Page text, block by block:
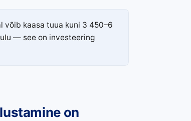
võib kaasa tuua kuni 3 450–6
— see on investeering
on